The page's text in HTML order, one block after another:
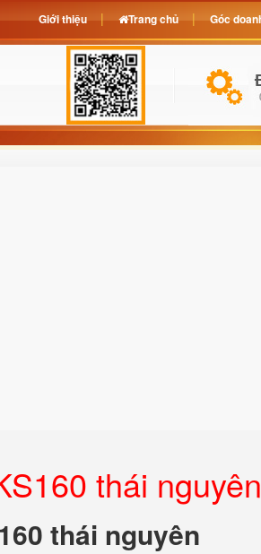
thái nguyên
thái nguyên
Giới thiệu Trang chủ Góc